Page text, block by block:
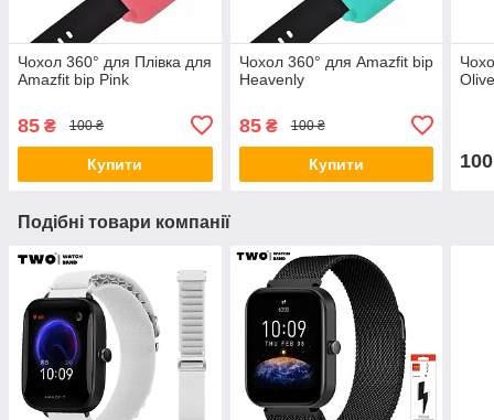
Чохол 360° для Плівка для
Amazfit bip Pink
85 ₴ 100 ₴
Купити
Чохол 360° для Amazfit bip
Heavenly
85₴ 100 ₴
Купити 100
Подібні товари компанії